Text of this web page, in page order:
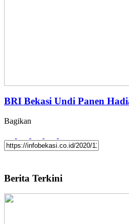
BRI Bekasi Undi Panen
Bagikan
Berita Terkini